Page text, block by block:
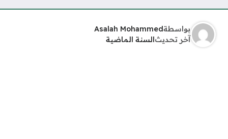
بواسطةAsalah Mohammed
آخر تحديثالسنة الماضية